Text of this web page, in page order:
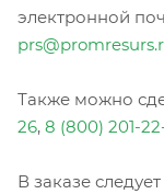
электронной
Также можно
26, 8 (800) 201-
В заказе